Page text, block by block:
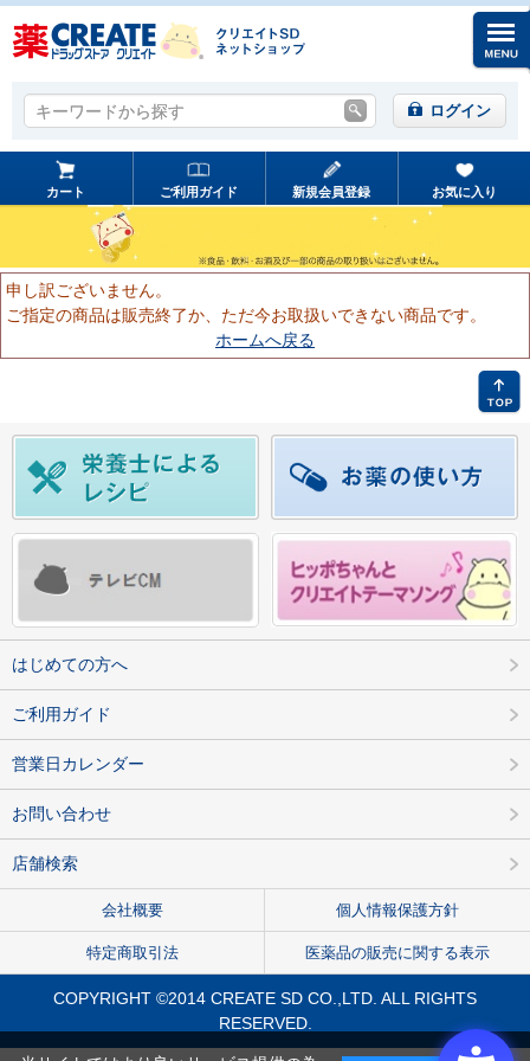
キーワードから探す
キーワードから探す ログイン
カート ご利用ガイド 新規会員登録 お気に入り
申し訳ございません。
ご指定の商品は販売終了か、ただ今お取扱いできない商品です。
ホームへ戻る
はじめての方へ
ご利用ガイド
営業日カレンダー
お問い合わせ
店舗検索
会社概要 個人情報保護方針
特定商取引法 医薬品の販売に関する表示
COPYRIGHT ©2014 CREATE SD CO.,LTD. ALL RIGHTS
RESERVED.